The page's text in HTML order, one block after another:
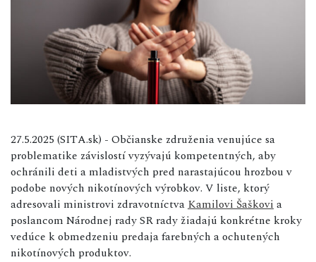
27.5.2025 (SITA.sk) - Občianske združenia venujúce sa
problematike závislostí vyzývajú kompetentných, aby
ochránili deti a mladistvých pred narastajúcou hrozbou v
podobe nových nikotínových výrobkov. V liste, ktorý
adresovali ministrovi zdravotníctva Kamilovi Šaškovi a
poslancom Národnej rady SR rady žiadajú konkrétne kroky
vedúce k obmedzeniu predaja farebných a ochutených
nikotínových produktov.